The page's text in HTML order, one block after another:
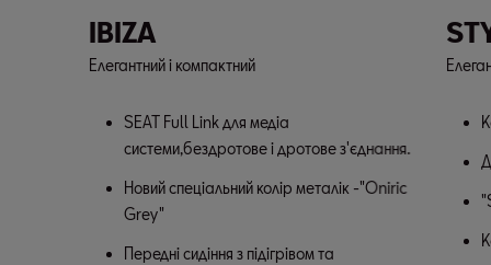
IBIZA
Елегантний і компактний
SEAT Full Link для медіа
системи,бездротове і дротове з'єднання.
Новий спеціальний колір металік -"Oniric
Grey"
Передні сидіння з підігрівом та